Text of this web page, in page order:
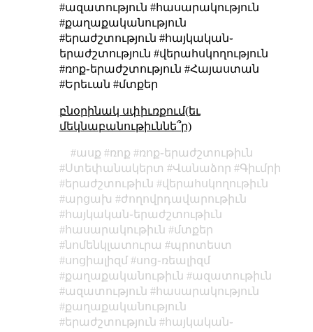
#ազատություն #հասարակություն
#քաղաքականություն
#երաժշտություն #հայկական֊
երաժշտություն #վերահսկողություն
#ռոք֊երաժշտություն #Հայաստան
#Երեւան #մտքեր
բնօրինակ սփիւռքում(եւ
մեկնաբանութիւննե՞ր)
ասք ռոք
ռոք֊երաժշտութիւն
Ստեփանակերտ
Վանաձոր
Գիւմրի
երաժշտութիւն
վերահսկողութիւն
արցախ
ժողովրդավարութիւն
հայկական֊երաժշտութիւն
հասարակութիւն
մտքեր
նոմենկլատուրա
պրոտեստ
սոցիալիզմ
սոց֊ռեալիզմ
քաղաքականութիւն
ազատութիւն
ազատություն
հասարակություն
քաղաքականություն
երաժշտություն
հայկական֊